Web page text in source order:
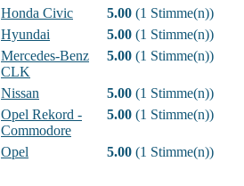
Honda Civic 5.00 (1 Stimme(n))
Hyundai 5.00 (1 Stimme(n))
Mercedes-Benz
CLK
5.00 (1 Stimme(n))
Nissan 5.00 (1 Stimme(n))
Opel Rekord -
Commodore
5.00 (1 Stimme(n))
Opel 5.00 (1 Stimme(n))